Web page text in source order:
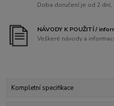
Doba doručení je od 2
NÁVODY K POUŽITÍ /
Veškeré návody a
Kompletní specifikace